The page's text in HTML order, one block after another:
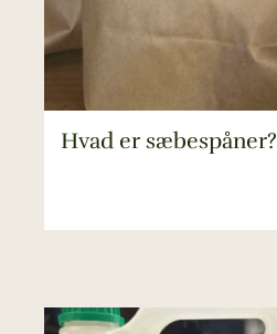
Hvad er sæbespåner?